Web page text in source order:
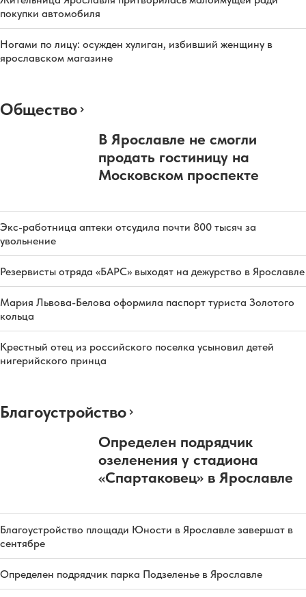
покупки автомобиля
Ногами по лицу: осужден хулиган, избивший женщину в
ярославском магазине
Общество
В Ярославле не смогли
продать гостиницу на
Московском проспекте
Экс-работница аптеки отсудила почти 800 тысяч за
увольнение
Резервисты отряда «БАРС» выходят на дежурство в Ярославле
Мария Львова-Белова оформила паспорт туриста Золотого
кольца
Крестный отец из российского поселка усыновил детей
нигерийского принца
Благоустройство
Определен подрядчик
озеленения у стадиона
«Спартаковец» в Ярославле
Благоустройство площади Юности в Ярославле завершат в
сентябре
Определен подрядчик парка Подзеленье в Ярославле